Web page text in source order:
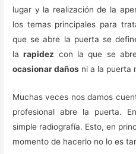
lugar y la realización de la
los temas principales para
que se abre la puerta se
larapidez con la que se
ocasionar daños ni a la puerta
Muchas veces nos damos
profesional abre la puerta.
simple radiografía. Esto, en
momento de hacerlo no lo es